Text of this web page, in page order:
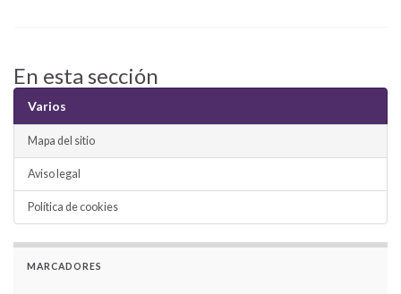
En esta sección
Varios
Mapa del sitio
Aviso legal
Política de cookies
MARCADORES